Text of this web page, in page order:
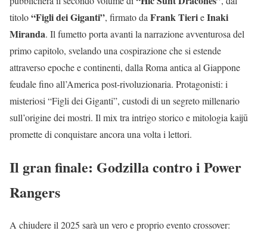
titolo“Figli dei Giganti”, firmato daFrank TierieInaki
Miranda. Il fumetto porta avanti la narrazione avventurosa del
primo capitolo, svelando una cospirazione che si estende
attraverso epoche e continenti, dalla Roma antica al Giappone
feudale fino all’America post-rivoluzionaria. Protagonisti: i
misteriosi “Figli dei Giganti”, custodi di un segreto millenario
sull’origine dei mostri. Il mix tra intrigo storico e mitologia kaijū
promette di conquistare ancora una volta i lettori.
Il gran finale: Godzilla contro i Power
Rangers
A chiudere il 2025 sarà un vero e proprio evento crossover: